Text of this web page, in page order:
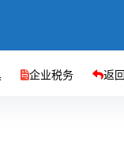
企业税务 返